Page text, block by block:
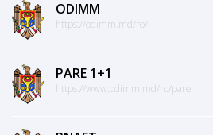
ODIMM
https://odimm.md/ro/
PARE 1+1
https://www.odimm.md/ro/pare